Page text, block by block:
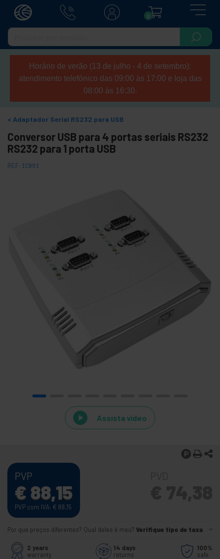
0
Horário de verão (13 de julho - 4 de setembro):
atendimento telefónico das 09:00 às 17:00 e loja das
08:00 às 16:30.
Adaptador Serial RS232 para USB
Conversor USB para 4 portas seriais RS232
RS232 para 1 porta USB
REF: IC093
Assista vídeo
PVP
€ 88,15
PVP com IVA: € 88,15
Por que preços diferentes? Qual deles é meu? Verifique tipo de taxa
2 years
warranty
14 days
returns
100%
safe